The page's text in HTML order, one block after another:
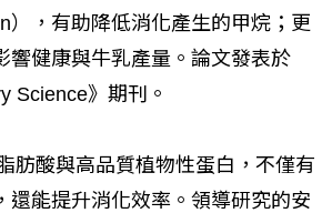
），有助降低消化產生的甲烷；更
響健康與牛乳產量。論文發表於
Science》期刊。
肪酸與高品質植物性蛋白，不僅有
還能提升消化效率。領導研究的安